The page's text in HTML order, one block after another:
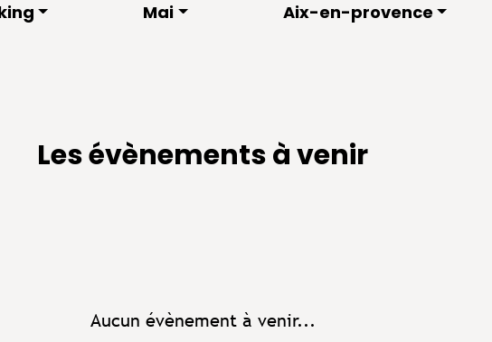
Mai Aix-en-provence
Les évènements à venir
Aucun évènement à venir...